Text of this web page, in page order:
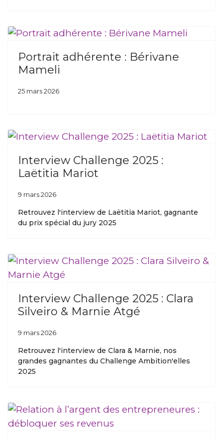
Portrait adhérente : Bérivane
Mameli
25 mars 2026
Interview Challenge 2025 :
Laëtitia Mariot
9 mars 2026
Retrouvez l'interview de Laëtitia Mariot, gagnante
du prix spécial du jury 2025
Interview Challenge 2025 : Clara
Silveiro & Marnie Atgé
9 mars 2026
Retrouvez l'interview de Clara & Marnie, nos
grandes gagnantes du Challenge Ambition'elles
2025